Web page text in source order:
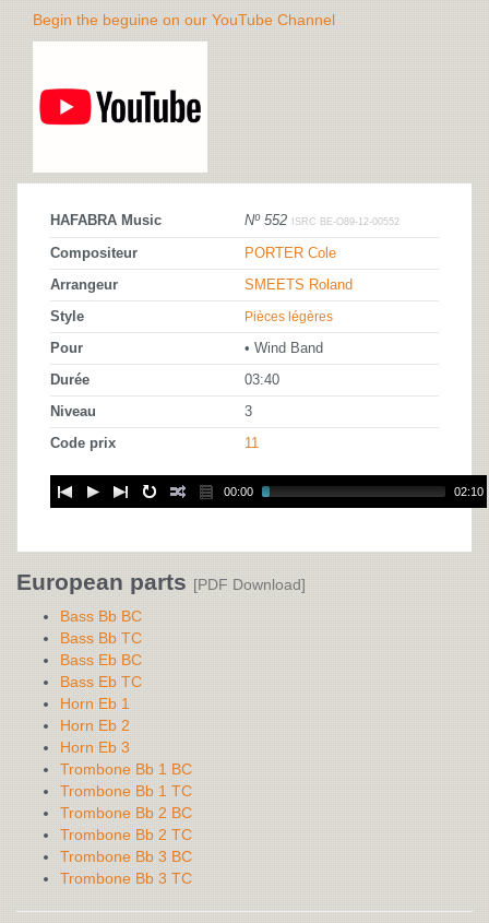
Begin the beguine on our YouTube Channel
HAFABRA Music Nº 552 ISRC BE-O89-12-00552
Compositeur PORTER Cole
Arrangeur SMEETS Roland
Style Pièces légères
Pour • Wind Band
Durée 03:40
Niveau 3
Code prix 11
00:00 02:10
European parts [PDF Download]
Bass Bb BC
Bass Bb TC
Bass Eb BC
Bass Eb TC
Horn Eb 1
Horn Eb 2
Horn Eb 3
Trombone Bb 1 BC
Trombone Bb 1 TC
Trombone Bb 2 BC
Trombone Bb 2 TC
Trombone Bb 3 BC
Trombone Bb 3 TC